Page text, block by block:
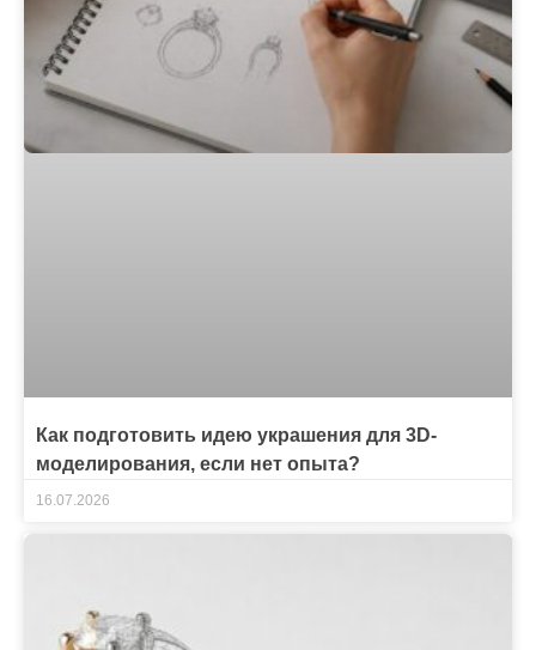
Как подготовить идею украшения для 3D-
моделирования, если нет опыта?
16.07.2026